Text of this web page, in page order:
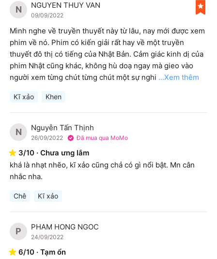
N NGUYEN THUY VAN
09/09/2022
Mình nghe về truyền thuyết này từ lâu, nay mới được xem
phim về nó. Phim có kiến giải rất hay về một truyền
thuyết đô thị có tiếng của Nhật Bản. Cảm giác kinh dị của
phim Nhật cũng khác, không hù doạ ngay mà gieo vào
người xem từng chút từng chút một sự nghi ...Xem thêm
Kĩ xảo Khen
N Nguyễn Tấn Thịnh
26/09/2022 Đã mua qua MoMo
3/10 · Chưa ưng lắm
khá là nhạt nhẽo, kĩ xảo cũng chả có gì nổi bật. Mn cân
nhắc nha.
Chê Kĩ xảo
P PHAM HONG NGOC
24/09/2022
6/10 · Tạm ổn